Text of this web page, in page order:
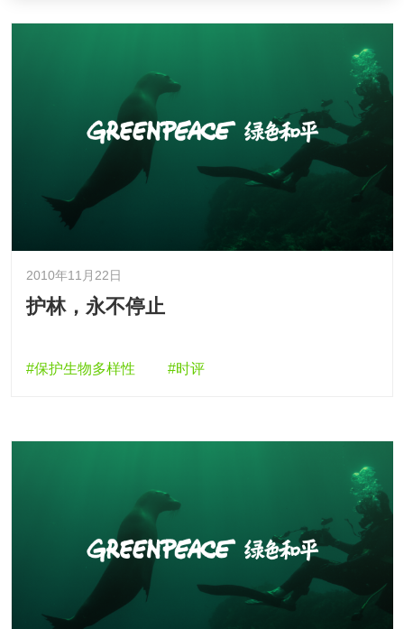
2010年11月22日
护林，永不停止
#保护生物多样性 #时评